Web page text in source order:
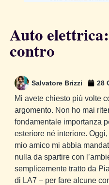
Auto
contro
Salvatore Brizzi 28
Mi avete chiesto più volte
argomento. Non ho mai
fondamentale importanza
esteriore né interiore.
mio amico mi abbia
nulla da spartire con
semplicemente tratto da
di LA7 – per fare alcune